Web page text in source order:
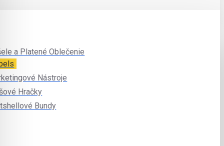
a Platené Oblečenie
Nástroje
Hračky
Bundy